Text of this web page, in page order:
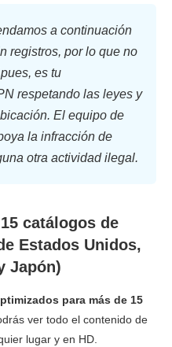
a continuación
registros, por lo que no
es tu
respetando las leyes y
El equipo de
la infracción de
otra actividad ilegal.
catálogos de
Estados Unidos,
Japón)
para más de 15
ver todo el contenido de
lugar y en HD.